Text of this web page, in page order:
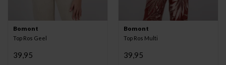
Bomont
Top Ros Geel
39,95
Bomont
Top Ros Multi
39,95